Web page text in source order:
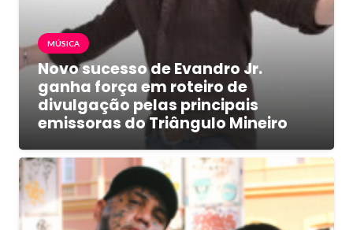
MÚSICA
Novo sucesso de Evandro Jr.
ganha força em roteiro de
divulgação pelas principais
emissoras do Triângulo Mineiro